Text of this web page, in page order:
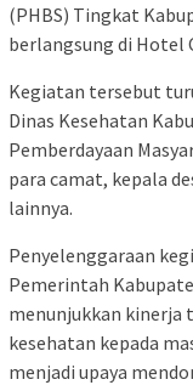
(PHBS) Tingkat
berlangsung di Hotel
Kegiatan tersebut
Dinas Kesehatan
Pemberdayaan
para camat, kepala
lainnya.
Penyelenggaraan
Pemerintah
menunjukkan kinerja
kesehatan kepada
menjadi upaya